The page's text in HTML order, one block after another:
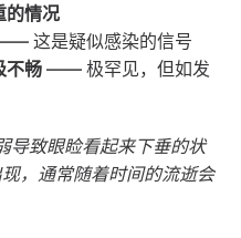
的情况
这是疑似感染的信号
不畅 —— 极罕见，但如发
导致眼睑看起来下垂的状
，通常随着时间的流逝会